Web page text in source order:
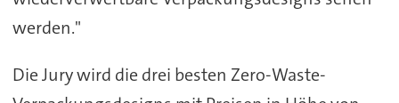
werden."
Die Jury wird die drei besten Zero-Waste-